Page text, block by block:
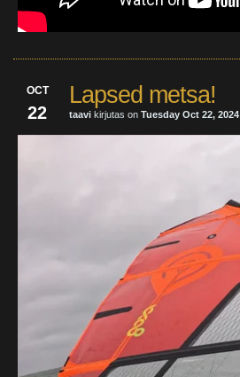
OCT
22
Lapsed metsa!
taavi kirjutas on Tuesday Oct 22, 2024